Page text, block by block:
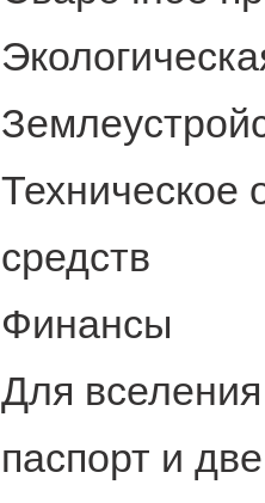
Техническое
средств
Финансы
Для
паспорт и